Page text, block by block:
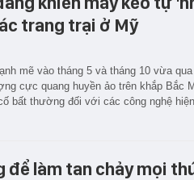
trang trại ở Mỹ
mẽ vào tháng 5 và tháng 10 vừa qua
cực quang huyền ảo trên khắp Bắc
bất thường đối với các công nghệ
để làm tan chảy mọi